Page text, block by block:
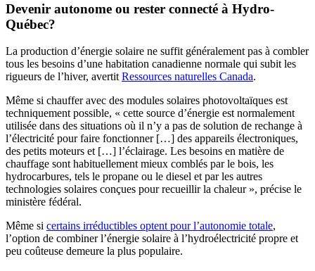
Devenir autonome ou rester connecté à Hydro-
Québec?
La production d’énergie solaire ne suffit généralement pas à combler
tous les besoins d’une habitation canadienne normale qui subit les
rigueurs de l’hiver, avertit Ressources naturelles Canada.
Même si chauffer avec des modules solaires photovoltaïques est
techniquement possible, « cette source d’énergie est normalement
utilisée dans des situations où il n’y a pas de solution de rechange à
l’électricité pour faire fonctionner […] des appareils électroniques,
des petits moteurs et […] l’éclairage. Les besoins en matière de
chauffage sont habituellement mieux comblés par le bois, les
hydrocarbures, tels le propane ou le diesel et par les autres
technologies solaires conçues pour recueillir la chaleur », précise le
ministère fédéral.
Même si certains irréductibles optent pour l’autonomie totale,
l’option de combiner l’énergie solaire à l’hydroélectricité propre et
peu coûteuse demeure la plus populaire.